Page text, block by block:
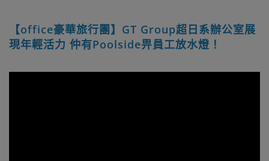
【office豪華旅行團】GT Group超日系辦公室展
現年輕活力 仲有Poolside畀員工放水燈！